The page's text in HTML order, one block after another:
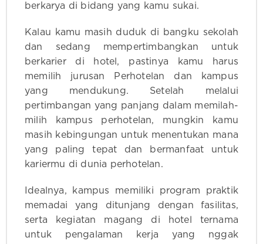
berkarya di bidang yang kamu sukai.
Kalau kamu masih duduk di bangku sekolah
dan sedang mempertimbangkan untuk
berkarier di hotel, pastinya kamu harus
memilih jurusan Perhotelan dan kampus
yang mendukung. Setelah melalui
pertimbangan yang panjang dalam memilah-
milih kampus perhotelan, mungkin kamu
masih kebingungan untuk menentukan mana
yang paling tepat dan bermanfaat untuk
kariermu di dunia perhotelan.
Idealnya, kampus memiliki program praktik
memadai yang ditunjang dengan fasilitas,
serta kegiatan magang di hotel ternama
untuk pengalaman kerja yang nggak